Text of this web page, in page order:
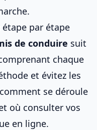
par étape
de conduire suit
chaque
et évitez les
se déroule
où consulter vos
en ligne.